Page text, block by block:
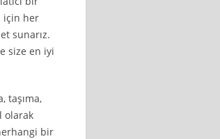
için her
sunarız.
size en iyi
taşıma,
olarak
bir